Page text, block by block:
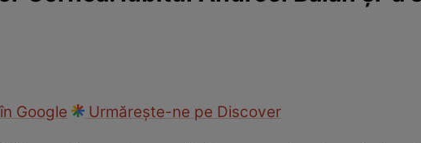
Google
Urmărește-ne pe Discover